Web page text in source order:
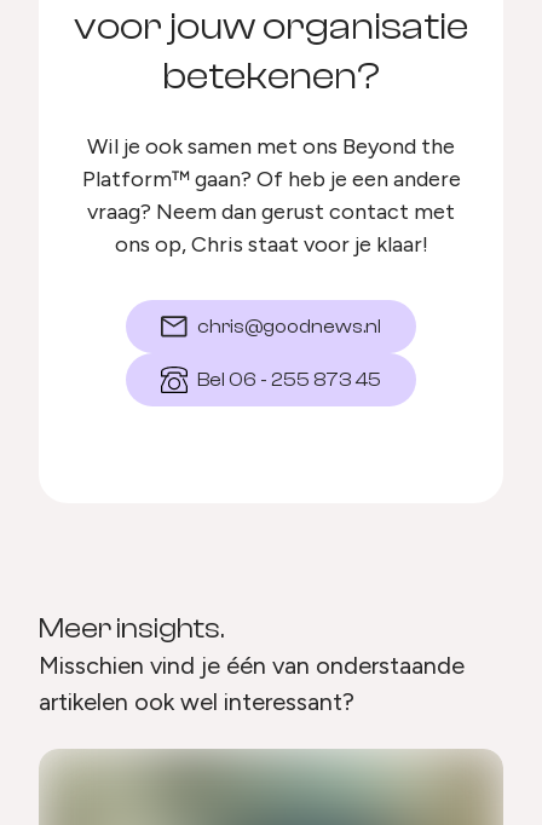
voor jouw organisatie
betekenen?
Wil je ook samen met ons Beyond the
Platform™ gaan? Of heb je een andere
vraag? Neem dan gerust contact met
ons op, Chris staat voor je klaar!
chris@goodnews.nl
Bel 06 - 255 873 45
Meer insights.
Misschien vind je één van onderstaande
artikelen ook wel interessant?